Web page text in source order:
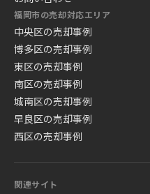
福岡市の売却対応エリア
中央区の売却事例
博多区の売却事例
東区の売却事例
南区の売却事例
城南区の売却事例
早良区の売却事例
西区の売却事例
関連サイト